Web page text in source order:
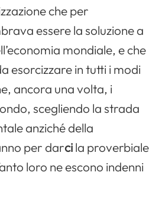
che per
essere la soluzione a
mondiale, e che
esorcizzare in tutti i modi
ancora una volta, i
scegliendo la strada
anziché della
per darcila proverbiale
loro ne escono indenni